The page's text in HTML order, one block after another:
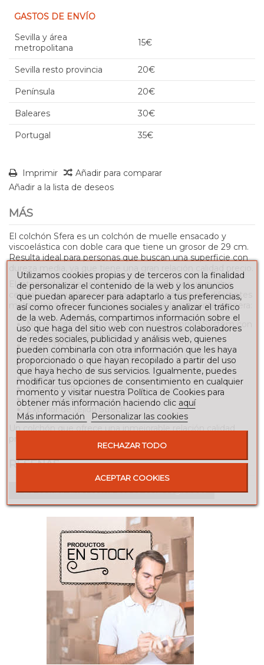
GASTOS DE ENVÍO
Sevilla y área
metropolitana
15€
Sevilla resto provincia 20€
Península 20€
Baleares 30€
Portugal 35€
Imprimir
Añadir para comparar
Añadir a la lista de deseos
MÁS
El colchón Sfera es un colchón de muelle ensacado y
viscoelástica con doble cara que tiene un grosor de 29 cm.
Resulta ideal para personas que buscan una superficie con
El interior de este colchón está formado por un núcleo
central con muelle ensacado, y de ahí parten sus diferentes
materiales a doble capa, dispuestos de la siguiente manera:
Núcleo central de muelle ensacado Spring System con
encapsulado perimetral
Tejido TNT
Tejido Oxicore para la protección del núcleo
nueva capa de tejido TNT
Nueva capa Oxicore
Viscodensity a doble cara
Tejido Fibersoft
Exterior de tejido Strech
Un colchón que ofrece una inmejorable relación calidad
RESEÑAS
Para escribir una reseña debes estar registrado
Utilizamos cookies propias y de terceros con la finalidad
de personalizar el contenido de la web y los anuncios
que puedan aparecer para adaptarlo a tus preferencias,
así como ofrecer funciones sociales y analizar el tráfico
de la web. Además, compartimos información sobre el
uso que haga del sitio web con nuestros colaboradores
de redes sociales, publicidad y análisis web, quienes
pueden combinarla con otra información que les haya
proporcionado o que hayan recopilado a partir del uso
que haya hecho de sus servicios. Igualmente, puedes
modificar tus opciones de consentimiento en cualquier
momento y visitar nuestra Política de Cookies para
obtener más información haciendo clic aquí
Más información
Personalizar las cookies
RECHAZAR TODO
ACEPTAR COOKIES